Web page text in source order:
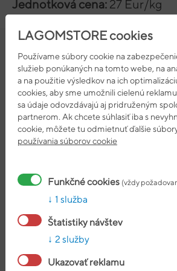
Jednotková cena: 27 Eur/kg
NUTRIČNÁ TABUĽKA
Nutričné
Energetická
Sacharidy
LAGOMSTORE cookies
Používame súbory cookie na
služieb ponúkaných na tomto webe, na
a na použitie výsledkov na ich
cookies, aby sme umožnili cielenú
sa údaje odovzdávajú aj pridruženým
partnerom. Ak chcete súhlasiť iba s
cookie, môžete tu odmietnuť ďalšie
používania súborov cookie
Funkčné cookies (vždy
1 služba
Štatistiky návštev
2 služby
Ukazovať reklamu